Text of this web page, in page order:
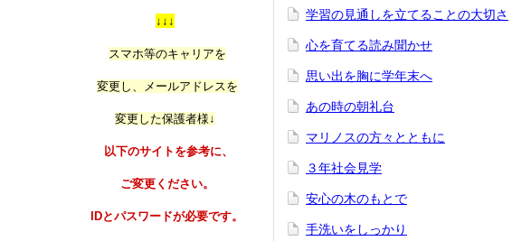
↓↓↓
スマホ等のキャリアを
変更し、メールアドレスを
変更した保護者様↓
以下のサイトを参考に、
ご変更ください。
IDとパスワードが必要です。
学習の見通しを立てることの大切さ
心を育てる読み聞かせ
思い出を胸に学年末へ
あの時の朝礼台
マリノスの方々とともに
３年社会見学
安心の木のもとで
手洗いをしっかり